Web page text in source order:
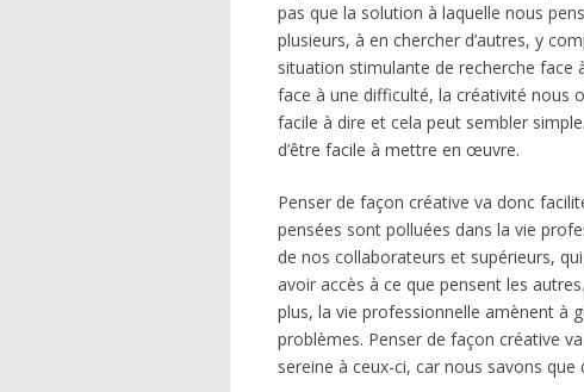
pas que la solution à laquelle nous
plusieurs, à en chercher d’autres, y
situation stimulante de recherche face
face à une difficulté, la créativité nous
facile à dire et cela peut sembler
d’être facile à mettre en œuvre.
Penser de façon créative va donc
pensées sont polluées dans la vie
de nos collaborateurs et supérieurs,
avoir accès à ce que pensent les
plus, la vie professionnelle amènent à
problèmes. Penser de façon créative
sereine à ceux-ci, car nous savons